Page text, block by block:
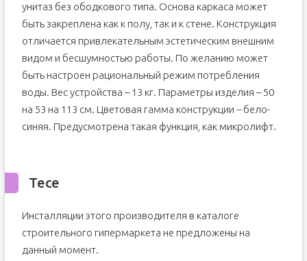
унитаз без ободкового типа. Основа каркаса может
быть закреплена как к полу, так и к стене. Конструкция
отличается привлекательным эстетическим внешним
видом и бесшумностью работы. По желанию может
быть настроен рациональный режим потребления
воды. Вес устройства – 13 кг. Параметры изделия – 50
на 53 на 113 см. Цветовая гамма конструкции – бело-
синяя. Предусмотрена такая функция, как микролифт.
Тесе
Инсталляции этого производителя в каталоге
строительного гипермаркета не предложены на
данный момент.